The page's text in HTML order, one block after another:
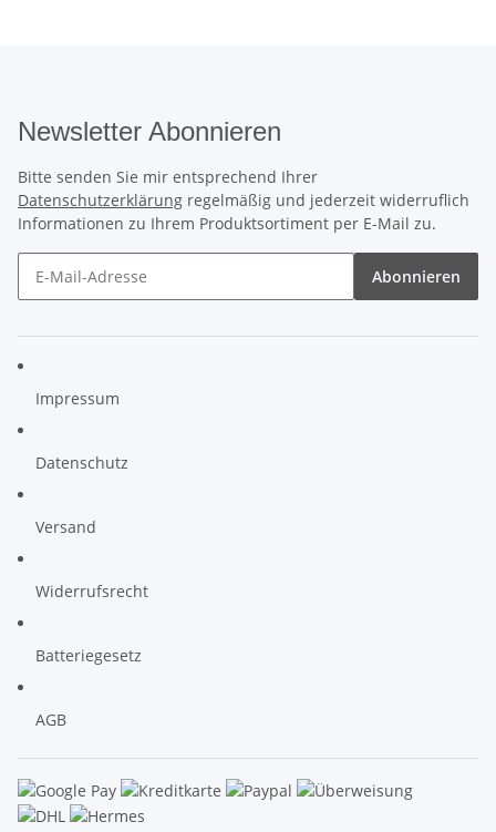
Newsletter Abonnieren
Bitte senden Sie mir entsprechend Ihrer
Datenschutzerklärung regelmäßig und jederzeit widerruflich
Informationen zu Ihrem Produktsortiment per E-Mail zu.
Abonnieren
Impressum
Datenschutz
Versand
Widerrufsrecht
Batteriegesetz
AGB